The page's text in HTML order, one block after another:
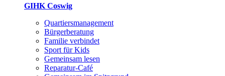
GIHK Coswig
Quartiersmanagement
Bürgerberatung
Familie verbindet
Sport für Kids
Gemeinsam lesen
Reparatur-Café